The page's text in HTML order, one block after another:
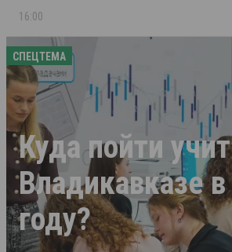
16:00
СПЕЦТЕМА
Куда пойти
Владикавказе
году?